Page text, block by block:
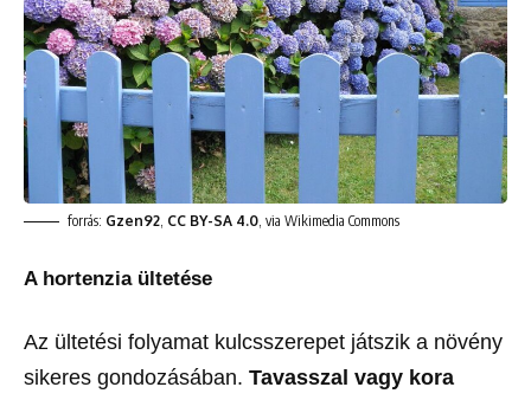
forrás: Gzen92, CC BY-SA 4.0, via Wikimedia Commons
A hortenzia ültetése
Az ültetési folyamat kulcsszerepet játszik a növény
sikeres gondozásában. Tavasszal vagy kora